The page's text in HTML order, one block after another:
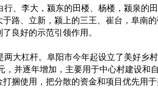
行、李大，颍东的田楼、杨楼，颍泉的
路、立新，颍上的三王、崔台，阜南
良好的示范引领作用。
两大杠杆。阜阳市今年起设立了美好乡
，并逐年增加，主要用于中心村建设和
捆使用，把分散的资金和项目优先用于